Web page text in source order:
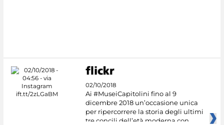
02/10/2018
Ai #MuseiCapitolini fino al 9
dicembre 2018 un’occasione unica
per ripercorrere la storia degli ultimi
tre concili dell’età moderna con